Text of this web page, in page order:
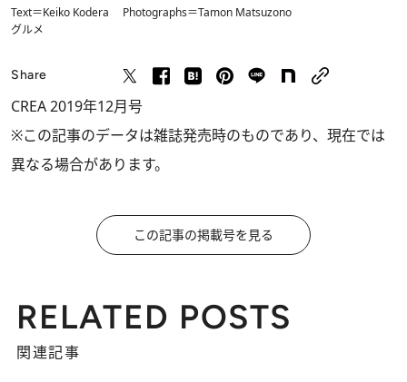
Text＝Keiko Kodera Photographs＝Tamon Matsuzono
グルメ
Share
CREA 2019年12月号
※この記事のデータは雑誌発売時のものであり、現在では
異なる場合があります。
この記事の掲載号を見る
RELATED POSTS
関連記事